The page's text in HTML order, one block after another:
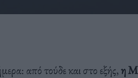
από τούδε και στο εξής,η